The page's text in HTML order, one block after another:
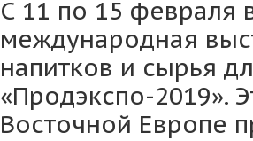
С 11 по 15 февраля
международная
напитков и сырья
«Продэкспо-2019».
Восточной Европе